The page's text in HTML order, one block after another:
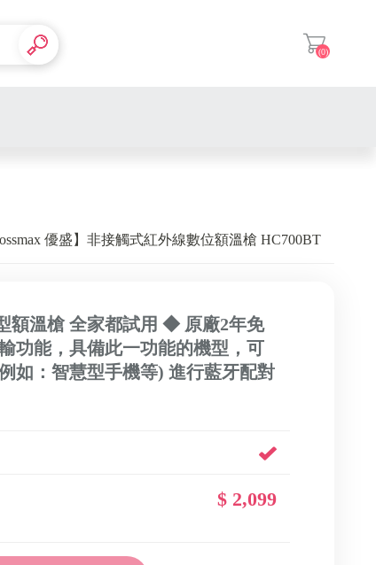
(0)
優盛】非接觸式紅外線數位額溫槍 HC700BT
溫槍 全家都試用 ◆ 原廠2年免
功能，具備此一功能的機型，可
如：智慧型手機等) 進行藍牙配對
$ 2,099